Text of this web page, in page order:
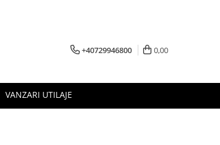
+40729946800 0,00
VANZARI UTILAJE